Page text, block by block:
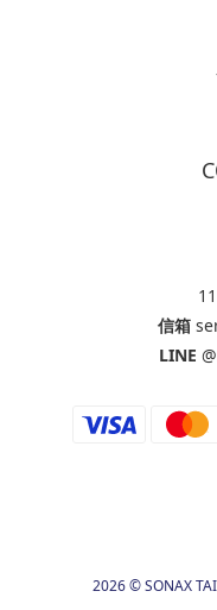
信箱
LINE
2026 © SONAX